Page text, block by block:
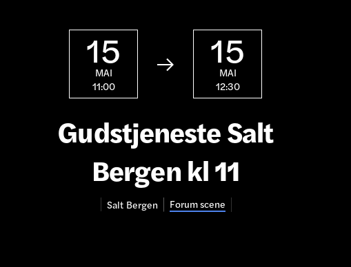
15
MAI
11:00
 15
MAI
12:30
Gudstjeneste Salt
Bergen kl 11
Salt Bergen Forum scene